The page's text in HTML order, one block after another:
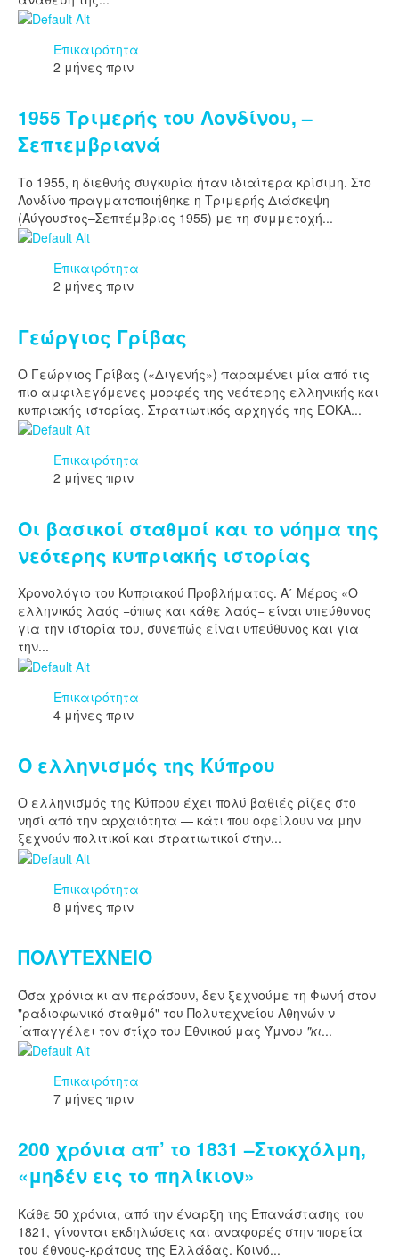
Επικαιρότητα
2 μήνες πριν
1955 Τριμερής του Λονδίνου, –
Σεπτεμβριανά
Το 1955, η διεθνής συγκυρία ήταν ιδιαίτερα κρίσιμη. Στο
Λονδίνο πραγματοποιήθηκε η Τριμερής Διάσκεψη
(Αύγουστος–Σεπτέμβριος 1955) με τη συμμετοχή...
Επικαιρότητα
2 μήνες πριν
Γεώργιος Γρίβας
Ο Γεώργιος Γρίβας («Διγενής») παραμένει μία από τις
πιο αμφιλεγόμενες μορφές της νεότερης ελληνικής και
κυπριακής ιστορίας. Στρατιωτικός αρχηγός της ΕΟΚΑ...
Επικαιρότητα
2 μήνες πριν
Οι βασικοί σταθμοί και το νόημα της
νεότερης κυπριακής ιστορίας
Χρονολόγιο του Κυπριακού Προβλήματος. Α΄ Μέρος «Ο
ελληνικός λαός −όπως και κάθε λαός− είναι υπεύθυνος
για την ιστορία του, συνεπώς είναι υπεύθυνος και για
την...
Επικαιρότητα
4 μήνες πριν
Ο ελληνισμός της Κύπρου
Ο ελληνισμός της Κύπρου έχει πολύ βαθιές ρίζες στο
νησί από την αρχαιότητα — κάτι που οφείλουν να μην
ξεχνούν πολιτικοί και στρατιωτικοί στην...
Επικαιρότητα
8 μήνες πριν
ΠΟΛΥΤΕΧΝΕΙΟ
Όσα χρόνια κι αν περάσουν, δεν ξεχνούμε τη Φωνή στον
"ραδιοφωνικό σταθμό" του Πολυτεχνείου Αθηνών ν
´απαγγέλει τον στίχο του Εθνικού μας Ύμνου "κι...
Επικαιρότητα
7 μήνες πριν
200 χρόνια απ’ το 1831 –Στοκχόλμη,
«μηδέν εις το πηλίκιον»
Κάθε 50 χρόνια, από την έναρξη της Επανάστασης του
1821, γίνονται εκδηλώσεις και αναφορές στην πορεία
του έθνους-κράτους της Ελλάδας. Κοινό...